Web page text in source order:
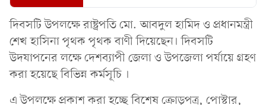
দিবসটি উপলক্ষে রাষ্ট্রপতি মো. আবদুল হামিদ ও প্রধানমন্ত্রী
শেখ হাসিনা পৃথক পৃথক বাণী দিয়েছেন। দিবসটি
উদযাপনের লক্ষে দেশব্যাপী জেলা ও উপজেলা পর্যায়ে গ্রহণ
করা হয়েছে বিভিন্ন কর্মসূচি ।
এ উপলক্ষে প্রকাশ করা হচ্ছে বিশেষ ক্রোড়পত্র, পোস্টার,